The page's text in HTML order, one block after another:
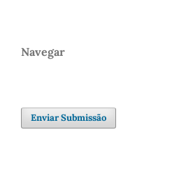
Navegar
Enviar Submissão